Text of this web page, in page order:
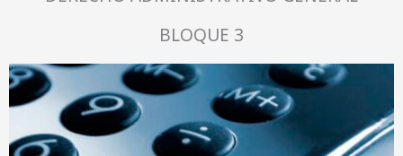
BLOQUE 3